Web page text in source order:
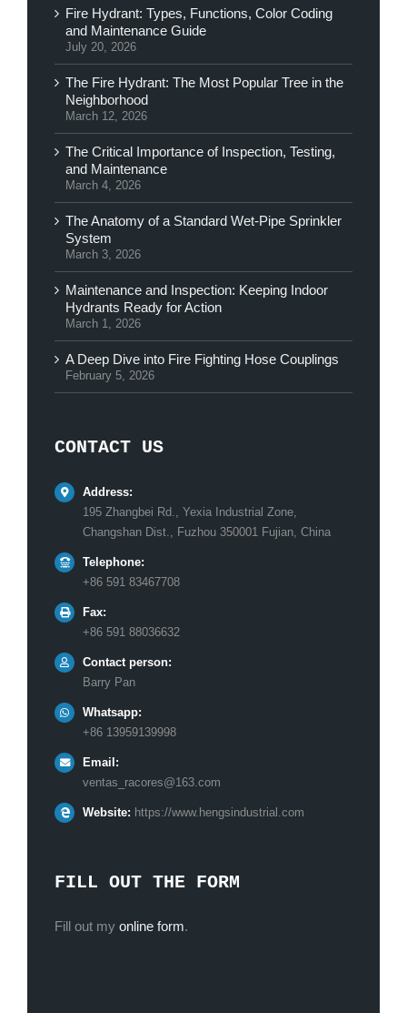
Fire Hydrant: Types, Functions, Color Coding
and Maintenance Guide
July 20, 2026
The Fire Hydrant: The Most Popular Tree in the
Neighborhood
March 12, 2026
The Critical Importance of Inspection, Testing,
and Maintenance
March 4, 2026
The Anatomy of a Standard Wet-Pipe Sprinkler
System
March 3, 2026
Maintenance and Inspection: Keeping Indoor
Hydrants Ready for Action
March 1, 2026
A Deep Dive into Fire Fighting Hose Couplings
February 5, 2026
CONTACT US
Address:
195 Zhangbei Rd., Yexia Industrial Zone,
Changshan Dist., Fuzhou 350001 Fujian, China
Telephone:
+86 591 83467708
Fax:
+86 591 88036632
Contact person:
Barry Pan
Whatsapp:
+86 13959139998
Email:
ventas_racores@163.com
Website: https://www.hengsindustrial.com
FILL OUT THE FORM
Fill out my online form.